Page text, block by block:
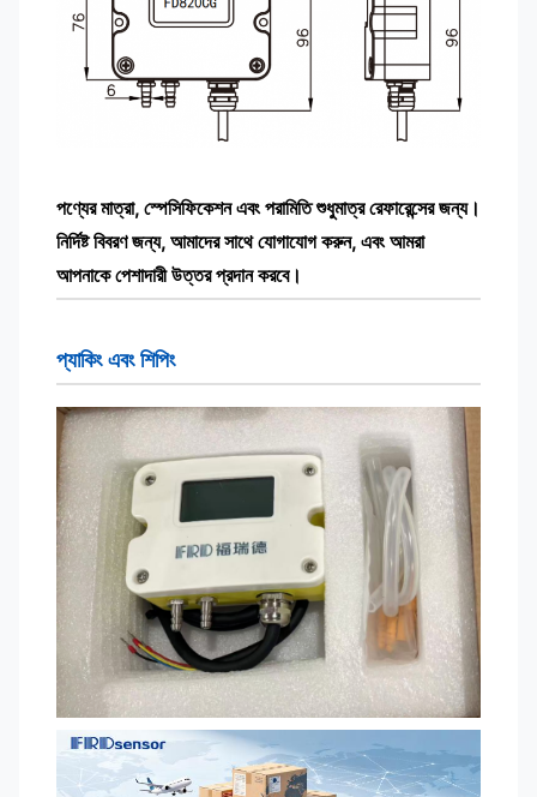
পণ্যের মাত্রা, স্পেসিফিকেশন এবং পরামিতি শুধুমাত্র রেফারেন্সের জন্য।
নির্দিষ্ট বিবরণ জন্য, আমাদের সাথে যোগাযোগ করুন, এবং আমরা
আপনাকে পেশাদারী উত্তর প্রদান করবে।
প্যাকিং এবং শিপিং